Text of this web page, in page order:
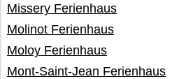
Missery Ferienhaus
Molinot Ferienhaus
Moloy Ferienhaus
Mont-Saint-Jean Ferienhaus